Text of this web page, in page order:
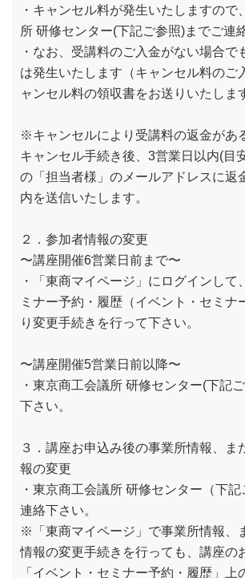
・キャンセル料が発生いたしますので
所 研修センター(下記ご参照)までご連
・なお、受講料のご入金がない場合で
は発生いたします（キャンセル料のご
ャンセル料の領収書をお送りいたしま
※キャンセルにより受講料の返金があ
キャンセル手続き後、3営業日以内(目
の「担当者様」のメールアドレスに返
内を送信いたします。
２．参加者情報の変更
〜講座開催6営業日前まで〜
・「東商マイページ」にログインして
ミナー予約・履歴（イベント・セミナ
り変更手続きを行って下さい。
〜講座開催5営業日前以降〜
・東京商工会議所 研修センター(下記
下さい。
３．講座お申込み後の事業所情報、ま
報の変更
・東京商工会議所 研修センター（下
連絡下さい。
※「東商マイページ」で事業所情報、
情報の変更手続きを行っても、講座の
「イベント・セミナー予約・履歴」上